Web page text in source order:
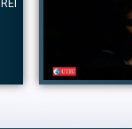
Autore:Paul Eluard